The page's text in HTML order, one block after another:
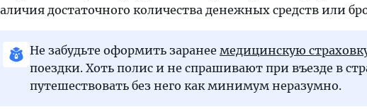
достаточного количества денежных средств или
Не забудьте оформить заранее медицинскую
поездки. Хоть полис и не спрашивают при въезде в
путешествовать без него как минимум неразумно.